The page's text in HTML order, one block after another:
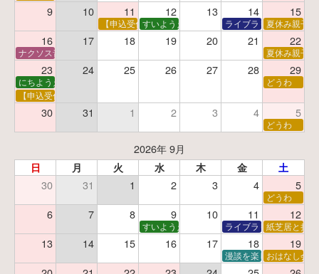
9 10 11 12 13 14 15
【申込受付中】夏休みおはなし工作会
すいようえほん ライブラリーシアター
夏休み親子
16 17 18 19 20 21 22
ナクソス音楽会 第5回 NHK交響楽団創立100年 夏休み親子
23 24 25 26 27 28 29
にちようえほん
どうわ
【申込受付中】ゆうべのこわ～いおはなし会
30 31 1 2 3 4 5
どうわ
2026年 9月
日 月 火 水 木 金 土
30 31 1 2 3 4 5
どうわ
6 7 8 9 10 11 12
すいようえほん ライブラリーシアター
紙芝居と折
13 14 15 16 17 18 19
漫談を楽しむ会 ～漫談
おはなし会